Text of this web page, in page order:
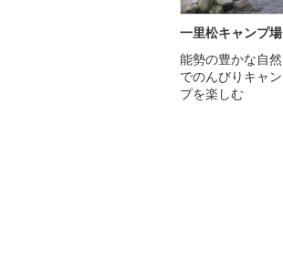
一里松キャンプ場
能勢の豊かな自然
でのんびりキャン
プを楽しむ